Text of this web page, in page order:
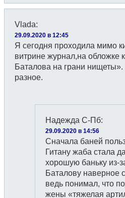
Vlada:
29.09.2020 в 12:45
Я сегодня проходила мимо
витрине журнал,на обложке
Баталова на грани нищеты».
разное.
Надежда С-Пб:
29.09.2020 в 14:56
Сначала баней
Гитану жаба стала
хорошую баньку из-
Баталову наверное
ведь понимал, что
жены «тяжелая